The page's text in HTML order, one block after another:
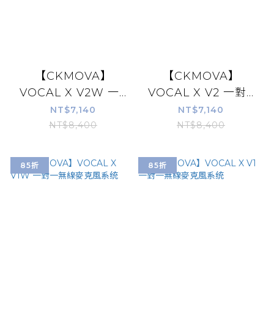
【CKMOVA】
VOCAL X V2W 一...
NT$7,140
NT$8,400
【CKMOVA】
VOCAL X V2 一對...
NT$7,140
NT$8,400
85折 85折